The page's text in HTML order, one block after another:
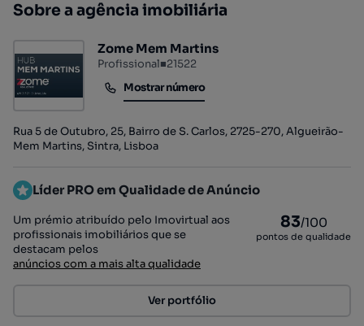
Sobre a agência imobiliária
Zome Mem Martins
Profissional■21522
Mostrar número
Mostrar número
Rua 5 de Outubro, 25, Bairro de S. Carlos, 2725-270, Algueirão-
Mem Martins, Sintra, Lisboa
Líder PRO em Qualidade de Anúncio
Um prémio atribuído pelo Imovirtual aos
profissionais imobiliários que se
destacam pelos
anúncios com a mais alta qualidade
83/100
pontos de qualidade
Ver portfólio